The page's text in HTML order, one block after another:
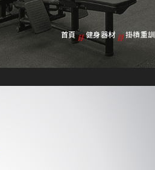
首頁//健身器材//掛槓重訓